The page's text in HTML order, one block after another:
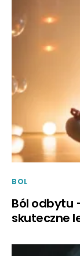
BOL
Ból odbytu
skuteczne